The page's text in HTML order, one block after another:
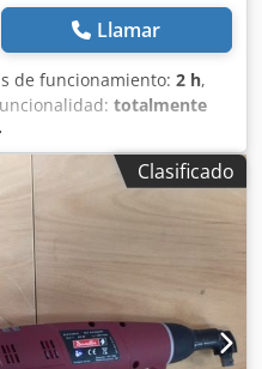
Llamar
de funcionamiento: 2 h,
totalmente
vehículo:
de demostración,
Destornillador
E-Lit Premium ELS6-
ajuste de velocidad
de ralentí: 300 a
6 Nm Salida: Hexagonal
batería: 0,8 kg Otras
industrial y mantenimiento
Clasificado